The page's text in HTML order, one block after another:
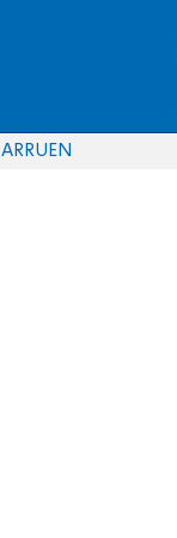
EN
RU
AR